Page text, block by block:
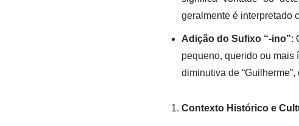
geralmente é interpretado
Adição do Sufixo “-ino”:
pequeno, querido ou mais
diminutiva de
Contexto Histórico e